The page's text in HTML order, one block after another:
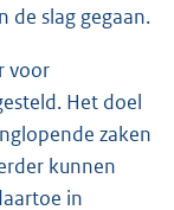
de slag gegaan.
voor
Het doel
zaken
kunnen
in